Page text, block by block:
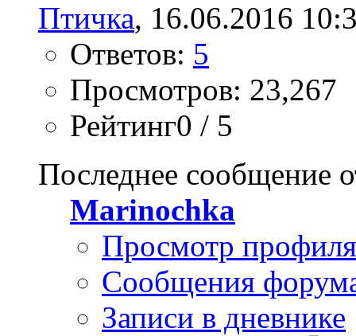
Птичка, 16.06.2016
Ответов: 5
Просмотров: 23,267
Рейтинг0 / 5
Последнее сообщение
Marinochka
Просмотр профиля
Сообщения
Записи в дневнике